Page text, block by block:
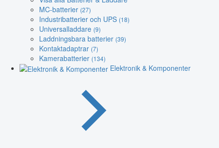
MC-batterier (27)
Industribatterier och UPS (18)
Universalladdare (9)
Laddningsbara batterier (39)
Kontaktadaptrar (7)
Kamerabatterier (134)
Elektronik & Komponenter